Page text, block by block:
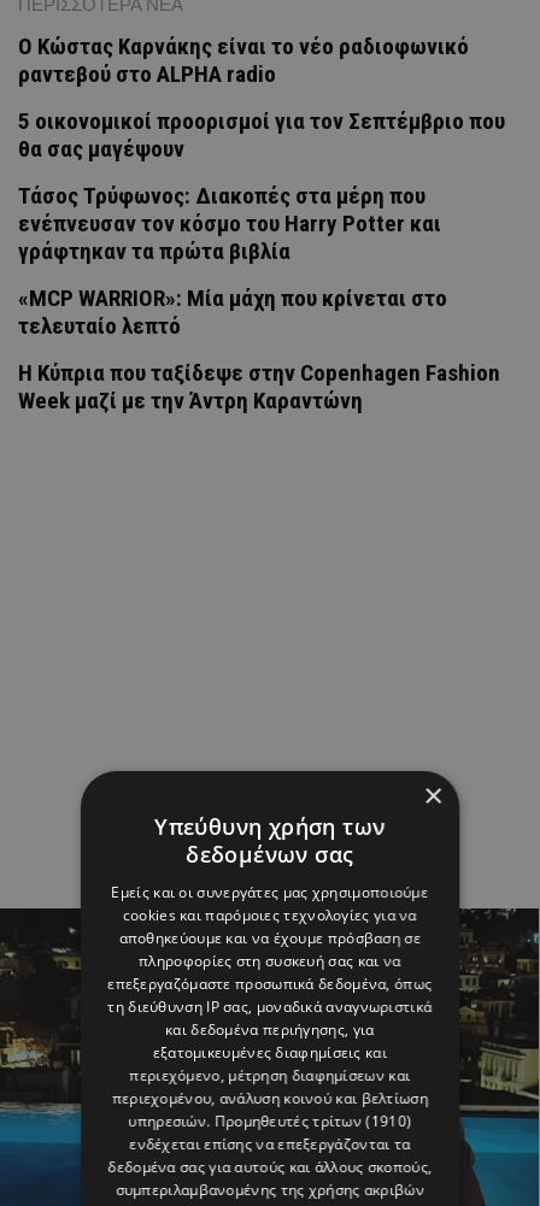
Ο Κώστας Καρνάκης είναι το νέο ραδιοφωνικό
ραντεβού στο ALPHA radio
5 οικονομικοί προορισμοί για τον Σεπτέμβριο που
θα σας μαγέψουν
Τάσος Τρύφωνος: Διακοπές στα μέρη που
ενέπνευσαν τον κόσμο του Harry Potter και
γράφτηκαν τα πρώτα βιβλία
«MCP WARRIOR»: Μία μάχη που κρίνεται στο
τελευταίο λεπτό
Η Κύπρια που ταξίδεψε στην Copenhagen Fashion
Week μαζί με την Άντρη Καραντώνη
×
Υπεύθυνη χρήση των
δεδομένων σας
Εμείς και οι συνεργάτες μας χρησιμοποιούμε
cookies και παρόμοιες τεχνολογίες για να
αποθηκεύουμε και να έχουμε πρόσβαση σε
πληροφορίες στη συσκευή σας και να
επεξεργαζόμαστε προσωπικά δεδομένα, όπως
τη διεύθυνση IP σας, μοναδικά αναγνωριστικά
και δεδομένα περιήγησης, για
εξατομικευμένες διαφημίσεις και
περιεχόμενο, μέτρηση διαφημίσεων και
περιεχομένου, ανάλυση κοινού και βελτίωση
υπηρεσιών. Προμηθευτές τρίτων (1910)
ενδέχεται επίσης να επεξεργάζονται τα
δεδομένα σας για αυτούς και άλλους σκοπούς,
συμπεριλαμβανομένης της χρήσης ακριβών